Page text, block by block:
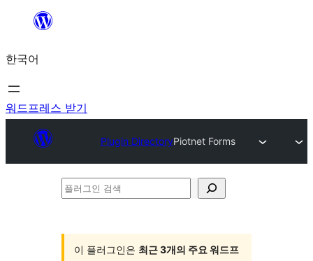
츠
로
바
기
한국어
워드프레스 받기
Plugin DirectoryPiotnet Forms
플
이 플러그인은 최근 3개의 주요 워드프